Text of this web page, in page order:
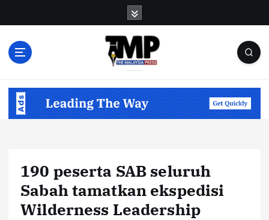
190 peserta SAB seluruh
Sabah tamatkan ekspedisi
Wilderness Leadership